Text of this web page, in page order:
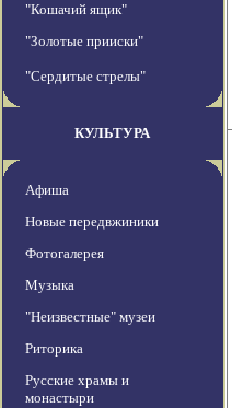
"Кошачий ящик"
"Золотые прииски"
"Сердитые стрелы"
КУЛЬТУРА
Афиша
Новые передвжиники
Фотогалерея
Музыка
"Неизвестные" музеи
Риторика
Русские храмы и
монастыри